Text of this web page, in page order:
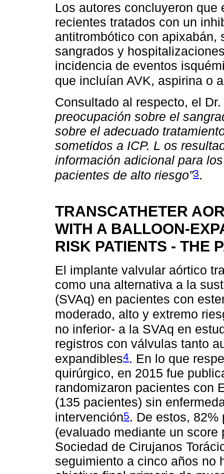
Los autores concluyeron que
recientes tratados con un
antitrombótico con apixabán,
sangrados y
incidencia de eventos
que incluían AVK, aspirina o
Consultado al respecto, el
preocupación sobre el
sobre el adecuado
sometidos a ICP. L os
información adicional para
pacientes de alto riesgo”3.
TRANSCATHETER
WITH A BALLOON-
RISK PATIENTS - THE
El implante valvular aórtico
como una alternativa a la
(SVAq) en pacientes con
moderado, alto y extremo
no inferior- a la SVAq en
registros con válvulas tanto
expandibles4. En lo que
quirúrgico, en 2015 fue
randomizaron pacientes con
(135 pacientes) sin
intervención5. De estos, 82%
(evaluado mediante un
Sociedad de Cirujanos
seguimiento a cinco años no